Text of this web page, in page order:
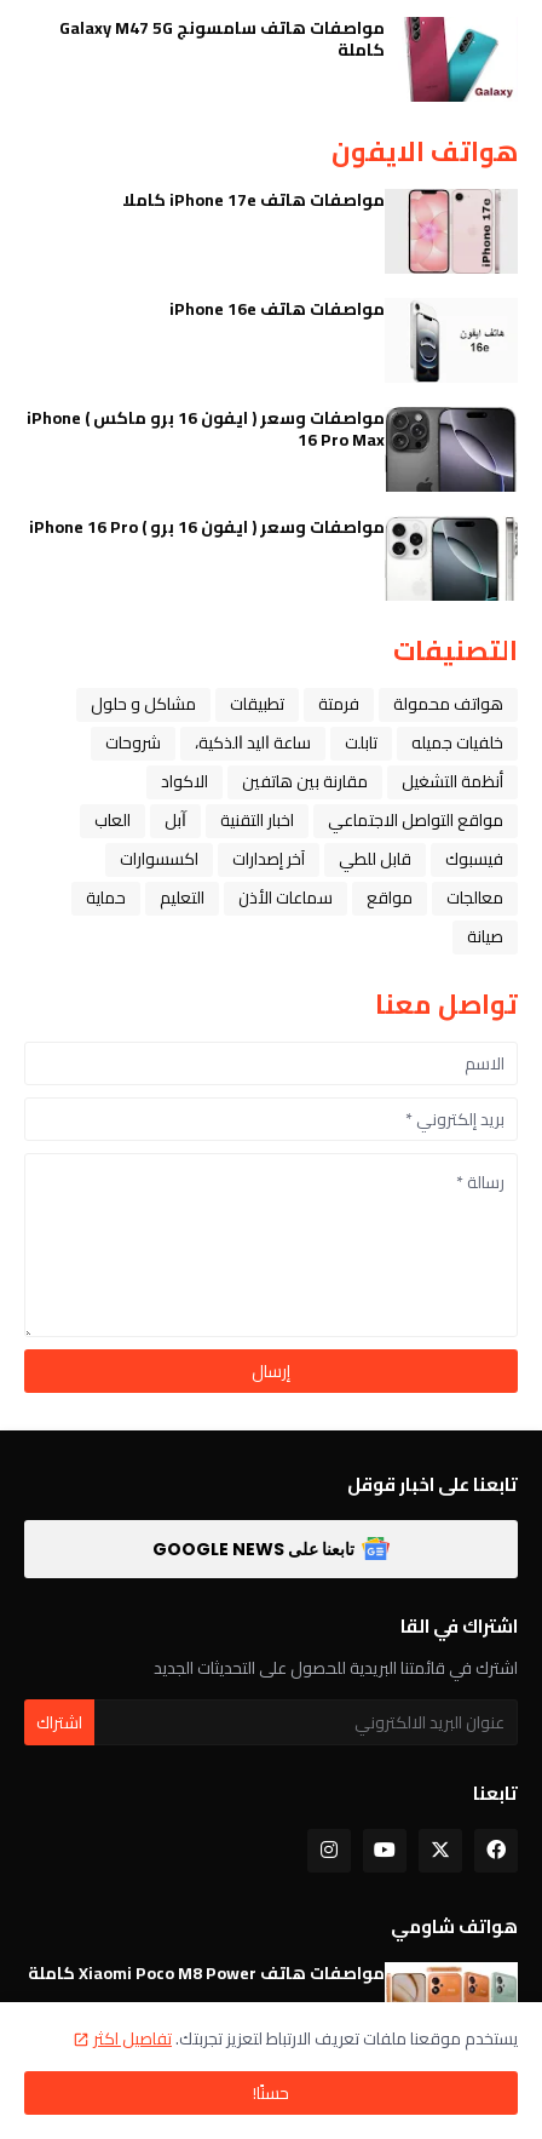
مواصفات هاتف سامسونج Galaxy M47 5G
كاملة
هواتف الايفون
مواصفات هاتف iPhone 17e كاملا
مواصفات هاتف iPhone 16e
مواصفات وسعر ( ايفون 16 برو ماكس ) iPhone
16 Pro Max
مواصفات وسعر ( ايفون 16 برو ) iPhone 16 Pro
التصنيفات
هواتف محمولة فرمتة تطبيقات
مشاكل و حلول
خلفيات جميله
تابلت ﺳﺎﻋﺔ ﺍﻟﻴﺪ ﺍﻟﺬﻛﻴﺔ،
شروحات
أنظمة التشغيل
مقارنة بين هاتفين
الاكواد
مواقع التواصل الاجتماعي
اخبار التقنية ﺁﺑﻞ
العاب
فيسبوك
قابل للطي آخر إصدارات
اكسسوارات
معالجات
مواقع سماعات الأذن التعليم
حماية
صيانة
تواصل معنا
تابعنا على اخبار قوقل
تابعنا على GOOGLE NEWS
اشتراك في القا
اشترك في قائمتنا البريدية للحصول على التحديثات الجديد
تابعنا
هواتف شاومي
مواصفات هاتف Xiaomi Poco M8 Power كاملة
مواصفات هاتف Xiaomi Redmi 17C كاملة
يستخدم موقعنا ملفات تعريف الارتباط لتعزيز تجربتك.تفاصيل اكثر
حسنًا!